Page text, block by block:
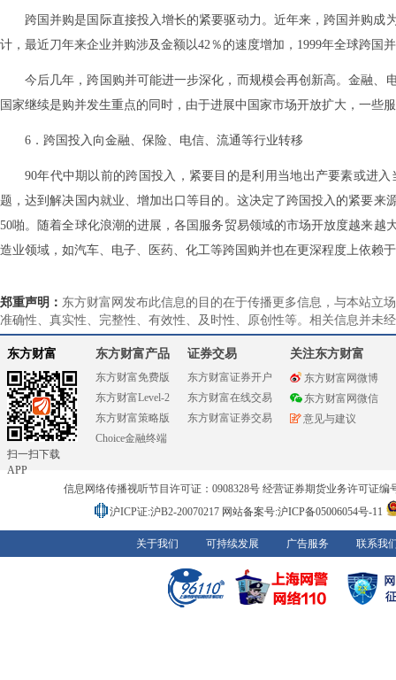
跨国并购是国际直接投入增长的紧要驱动力。近年来，跨国并购
计，最近刀年来企业并购涉及金额以42％的速度增加，1999年全球跨国
今后几年，跨国购并可能进一步深化，而规模会再创新高。金融
国家继续是购并发生重点的同时，由于进展中国家市场开放扩大，一些
6．跨国投入向金融、保险、电信、流通等行业转移
90年代中期以前的跨国投入，紧要目的是利用当地出产要素或进
题，达到解决国内就业、增加出口等目的。这决定了跨国投入的紧要
50啪。随着全球化浪潮的进展，各国服务贸易领域的市场开放度越来
造业领域，如汽车、电子、医药、化工等跨国购并也在更深程度上依赖
郑重声明： 东方财富网发布此信息的目的在于传播更多信息，与本站立
准确性、真实性、完整性、有效性、及时性、原创性等。相关信息并未
东方财富
扫一扫下载
APP
东方财富产品
东方财富免费版
东方财富Level-2
东方财富策略版
Choice金融终端
证券交易
东方财富证券开户
东方财富在线交易
东方财富证券交易
关注东方财富
东方财富网微博
东方财富网微信
意见与建议
信息网络传播视听节目许可证：0908328号 经营证券期货业务许可证编
沪ICP证:沪B2-20070217 网站备案号:沪ICP备05006054号-11
关于我们 可持续发展 广告服务 联系我